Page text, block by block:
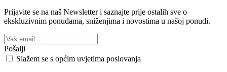
Prijavite se na naš Newsletter i saznajte prije ostalih sve o
ekskluzivnim ponudama, sniženjima i novostima u našoj ponudi.
Pošalji
Slažem se s općim uvjetima poslovanja